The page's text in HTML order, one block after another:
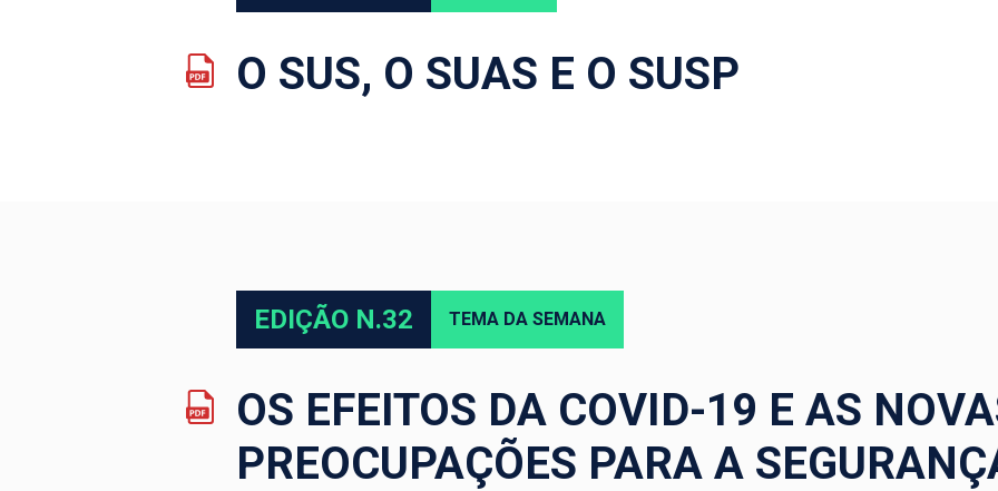
O SUS, O SUAS E O SUSP
EDIÇÃO N.32 TEMA DA SEMANA
OS EFEITOS DA COVID-19 E AS
PREOCUPAÇÕES PARA A